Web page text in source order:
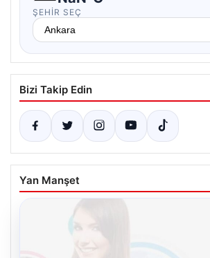
ŞEHIR SEÇ
Bizi Takip Edin
Yan Manşet